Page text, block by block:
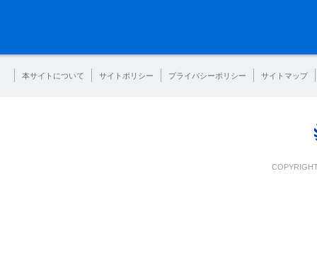
本サイトについて サイトポリシー プライバシーポリシー サイトマップ